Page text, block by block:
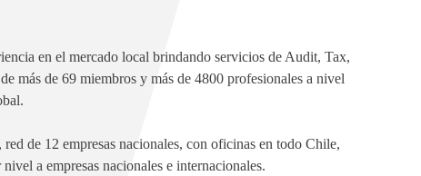
en el mercado local brindando servicios de Audit, Tax,
más de 69 miembros y más de 4800 profesionales a nivel
de 12 empresas nacionales, con oficinas en todo Chile,
a empresas nacionales e internacionales.